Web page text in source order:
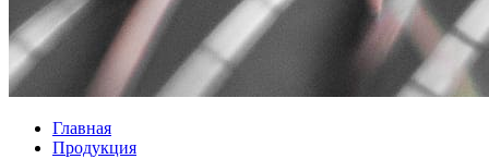
Главная
Продукция